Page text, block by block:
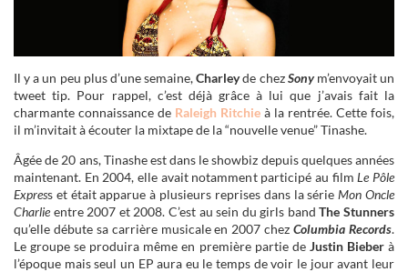
Il y a un peu plus d’une semaine,Charleyde chezSonym’envoyait un
tweet tip. Pour rappel, c’est déjà grâce à lui que j’avais fait la
charmante connaissance de Raleigh Ritchie à la rentrée. Cette fois,
il m’invitait à écouter la mixtape de la “nouvelle venue” Tinashe.
Âgée de 20 ans, Tinashe est dans le showbiz depuis quelques années
maintenant. En 2004, elle avait notamment participé au filmLe Pôle
Express et était apparue à plusieurs reprises dans la sérieMon Oncle
Charlie entre 2007 et 2008. C’est au sein du girls bandThe Stunners
qu’elle débute sa carrière musicale en 2007 chezColumbia Records.
Le groupe se produira même en première partie de Justin Bieberà
l’époque mais seul un EP aura eu le temps de voir le jour avant leur